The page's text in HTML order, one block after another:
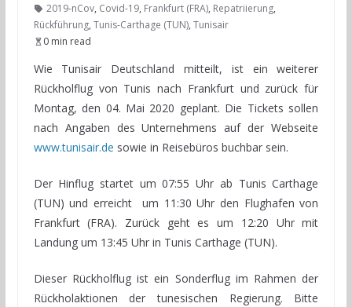
2019-nCov, Covid-19, Frankfurt (FRA), Repatriierung,
Rückführung, Tunis-Carthage (TUN), Tunisair
0 min read
Wie Tunisair Deutschland mitteilt, ist ein weiterer
Rückholflug von Tunis nach Frankfurt und zurück für
Montag, den 04. Mai 2020 geplant. Die Tickets sollen
nach Angaben des Unternehmens auf der Webseite
www.tunisair.de sowie in Reisebüros buchbar sein.
Der Hinflug startet um 07:55 Uhr ab Tunis Carthage
(TUN) und erreicht um 11:30 Uhr den Flughafen von
Frankfurt (FRA). Zurück geht es um 12:20 Uhr mit
Landung um 13:45 Uhr in Tunis Carthage (TUN).
Dieser Rückholflug ist ein Sonderflug im Rahmen der
Rückholaktionen der tunesischen Regierung. Bitte